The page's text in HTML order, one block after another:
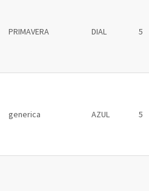
PRIMAVERA DIAL 5
generica AZUL 5